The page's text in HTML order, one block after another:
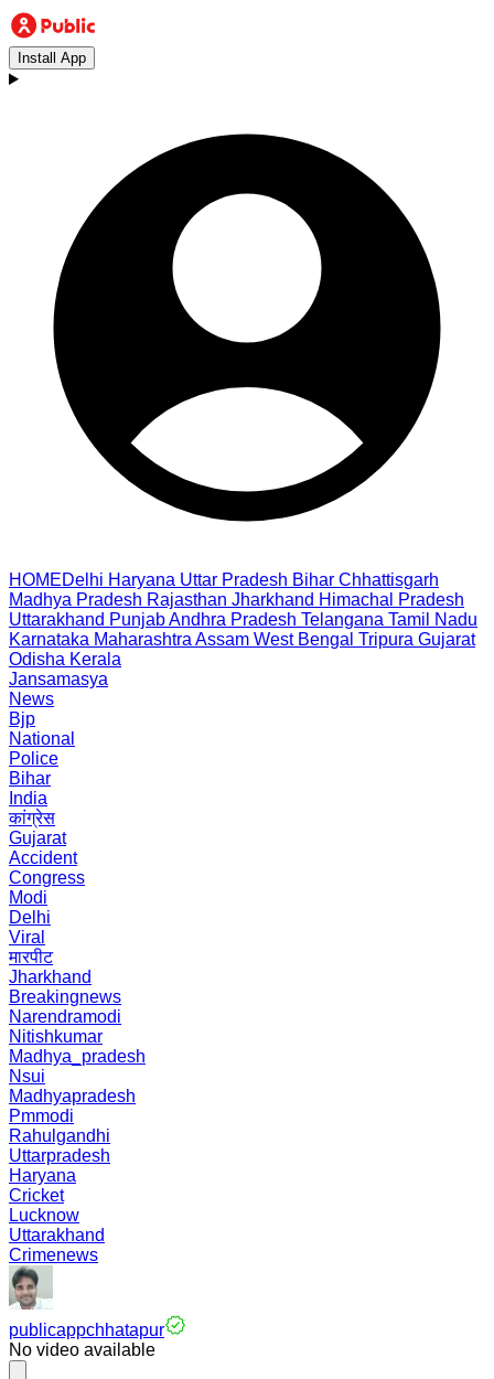
Install App
HOMEDelhi Haryana Uttar Pradesh Bihar Chhattisgarh
Madhya Pradesh Rajasthan Jharkhand Himachal Pradesh
Uttarakhand PunjabAndhra Pradesh Telangana Tamil Nadu
Karnataka Maharashtra Assam West Bengal Tripura Gujarat
Odisha Kerala
Jansamasya
News
Bjp
National
Police
Bihar
India
कांग्रेस
Gujarat
Accident
Congress
Modi
Delhi
Viral
मारपीट
Jharkhand
Breakingnews
Narendramodi
Nitishkumar
Madhya_pradesh
Nsui
Madhyapradesh
Pmmodi
Rahulgandhi
Uttarpradesh
Haryana
Cricket
Lucknow
Uttarakhand
Crimenews
publicappchhatapur
No video available